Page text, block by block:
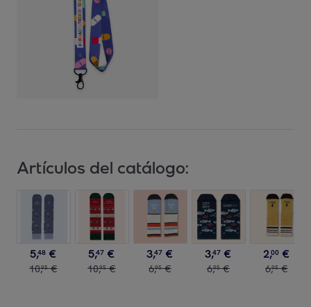
Artículos del catálogo:
5,48 €
10,95 €
5,47 €
10,95 €
3,47 €
6,95 €
3,47 €
6,95 €
2,00 €
6,95 €